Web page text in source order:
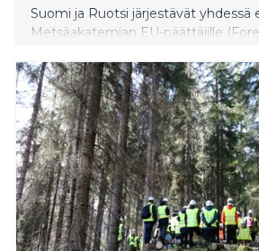
Suomi ja Ruotsi järjestävät yhdessä
Metsäakatemian EU-päättäjille
metsätalousministeri Jari Leppä ja
kollegansa Sven-Erik Bucht kertovat
metsäbiotaloudesta ja metsien
ilmastonmuutoksen torjumisessa
Metsäakatemian aluksi,
marraskuuta Asikkalassa
lehdistötilaisuudessa.